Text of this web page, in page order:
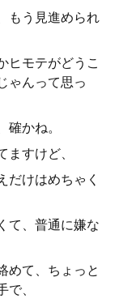
もう見進められ
ヒモテがどうこ
ゃんって思っ
かね。
すけど、
だけはめちゃく
て、普通に嫌な
めて、ちょっと
、